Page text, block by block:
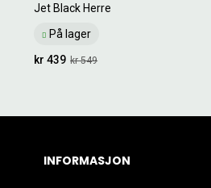
Jet Black Herre
På lager
kr 549
kr 439
INFORMASJON